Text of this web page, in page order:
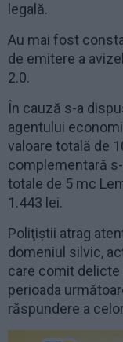
legală.
Au mai fost
de emitere a
2.0.
În cauză s-a
agentului
valoare totală de
complementară
totale de 5 mc
1.443 lei.
Poliţiştii atrag
domeniul silvic,
care comit
perioada
răspundere a